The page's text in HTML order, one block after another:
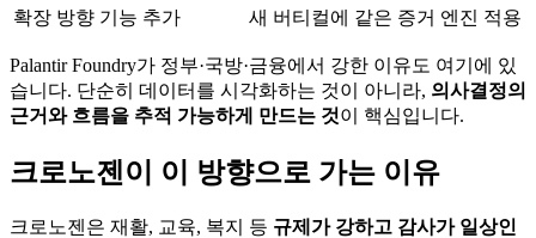
확장 방향 기능 추가 새 버티컬에 같은 증거 엔진 적용
Palantir Foundry가 정부·국방·금융에서 강한 이유도 여기에 있
습니다. 단순히 데이터를 시각화하는 것이 아니라, 의사결정의
근거와 흐름을 추적 가능하게 만드는 것이 핵심입니다.
크로노젠이 이 방향으로 가는 이유
크로노젠은 재활, 교육, 복지 등 규제가 강하고 감사가 일상인